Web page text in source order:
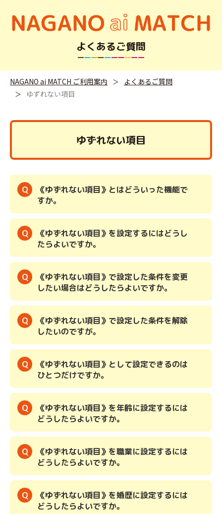
よくあるご質問
NAGANO ai MATCH ご利用案内
よくあるご質問
ゆずれない項目
ゆずれない項目
《ゆずれない項目》とはどういった機能で
すか。
《ゆずれない項目》を設定するにはどうし
たらよいですか。
《ゆずれない項目》で設定した条件を変更
したい場合はどうしたらよいですか。
《ゆずれない項目》で設定した条件を解除
したいのですが。
《ゆずれない項目》として設定できるのは
ひとつだけですか。
《ゆずれない項目》を年齢に設定するには
どうしたらよいですか。
《ゆずれない項目》を職業に設定するには
どうしたらよいですか。
《ゆずれない項目》を婚歴に設定するには
どうしたらよいですか。